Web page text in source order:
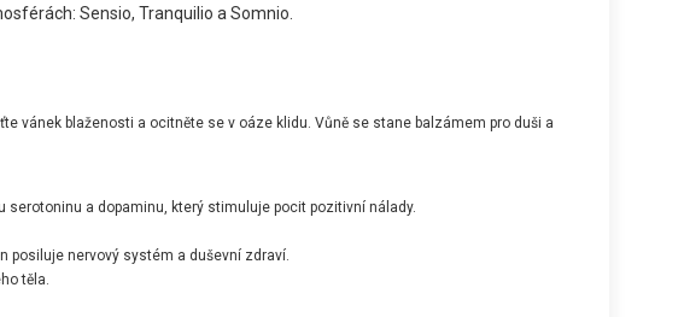
Sensio, Tranquilio a Somnio.
vánek blaženosti a ocitněte se v oáze klidu. Vůně se stane balzámem pro duši a
a dopaminu, který stimuluje pocit pozitivní nálady.
posiluje nervový systém a duševní zdraví.
těla.